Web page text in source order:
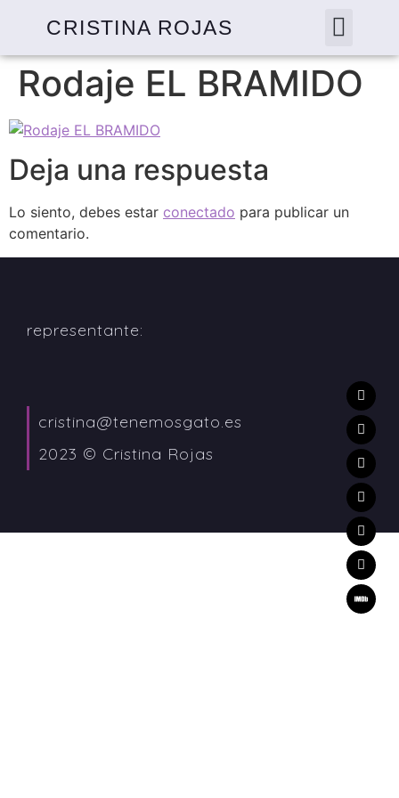
CRISTINA ROJAS
Rodaje EL BRAMIDO
Deja una respuesta
Lo siento, debes estar conectado para publicar un
comentario.
representante:
cristina@tenemosgato.es
2023 © Cristina Rojas